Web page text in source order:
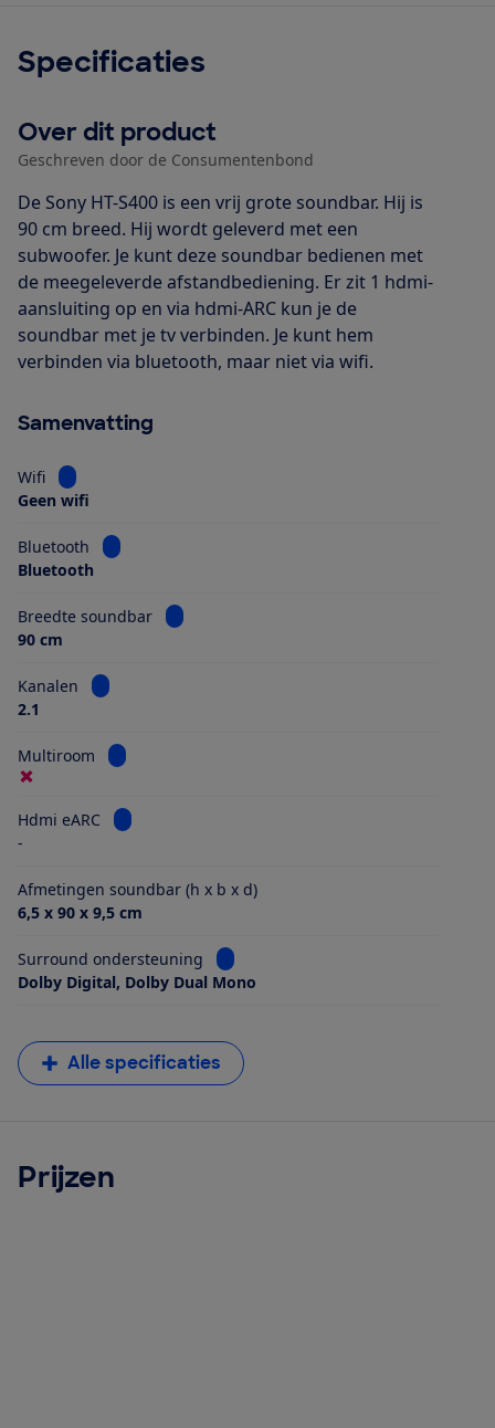
Specificaties
Over dit product
Geschreven door de Consumentenbond
De Sony HT-S400 is een vrij grote soundbar. Hij is
90 cm breed. Hij wordt geleverd met een
subwoofer. Je kunt deze soundbar bedienen met
de meegeleverde afstandbediening. Er zit 1 hdmi-
aansluiting op en via hdmi-ARC kun je de
soundbar met je tv verbinden. Je kunt hem
verbinden via bluetooth, maar niet via wifi.
Samenvatting
Wifi
Bekijk informatie voor Wifi
Geen wifi
Bluetooth
Bekijk informatie voor Bluetooth
Bluetooth
Breedte soundbar
Bekijk informatie voor Breedte soundbar
90 cm
Kanalen
Bekijk informatie voor Kanalen
2.1
Multiroom Bekijk informatie voor Multiroom
Hdmi eARC
Bekijk informatie voor Hdmi eARC
-
Afmetingen soundbar (h x b x d)
6,5 x 90 x 9,5 cm
Surround ondersteuning
Bekijk informatie voor Surround
Dolby Digital, Dolby Dual Mono
Alle specificaties
Prijzen